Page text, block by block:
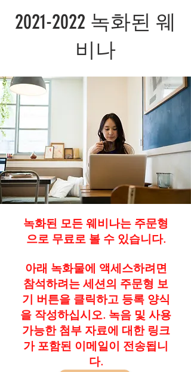
2021-2022 녹화된 웨
비나
녹화된 모든 웨비나는 주문형
으로 무료로 볼 수 있습니다.
아래 녹화물에 액세스하려면
참석하려는 세션의 주문형 보
기 버튼을 클릭하고 등록 양식
을 작성하십시오. 녹음 및 사용
가능한 첨부 자료에 대한 링크
가 포함된 이메일이 전송됩니
다.